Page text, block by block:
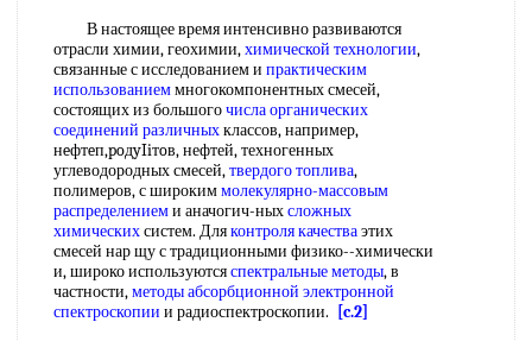
В настоящее время интенсивно развиваются
отрасли химии, геохимии,химической технологии,
связанные с исследованием и практическим
использованиеммногокомпонентных смесей,
состоящих из большогочислаорганических
соединений различныхклассов, например,
нeфтeп,poдyIiтoв, нефтей, техногенных
углеводородных смесей,твердого топлива,
полимеров, с широкиммолекулярно-массовым
распределениеми аначогич-ныхсложных
химическихсистем. Дляконтроля качестваэтих
смесей нар щу с традиционными физико--химически
и, широко используютсяспектральные методы, в
частности,методы абсорбционной электронной
спектроскопии и радиоспектроскопии.
[c.2]